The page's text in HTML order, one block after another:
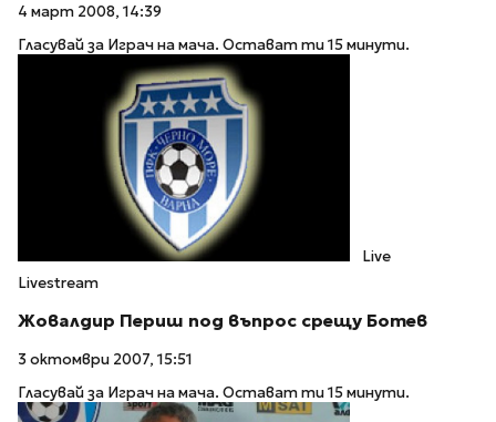
4 март 2008, 14:39
Гласувай за Играч на мача. Остават ти 15 минути.
Live
Livestream
Жовалдир Периш под въпрос срещу Ботев
3 октомври 2007, 15:51
Гласувай за Играч на мача. Остават ти 15 минути.